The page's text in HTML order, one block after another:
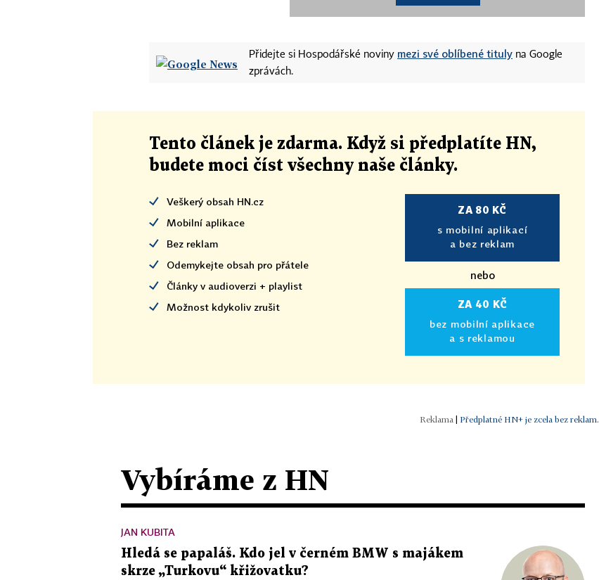
Přidejte si Hospodářské noviny mezi své oblíbené tituly na Google
zprávách.
Tento článek je zdarma. Když si předplatíte HN,
budete moci číst všechny naše články.
Veškerý obsah HN.cz
Mobilní aplikace
Bez reklam
Odemykejte obsah pro přátele
Články v audioverzi + playlist
Možnost kdykoliv zrušit
ZA 80 KČ
s mobilní aplikací
a bez reklam
nebo
ZA 40 KČ
bez mobilní aplikace
a s reklamou
| Předplatné HN+ je zcela bez reklam.
Vybíráme z HN
JAN KUBITA
Hledá se papaláš. Kdo jel v černém BMW s majákem
skrze „Turkovu“ křižovatku?